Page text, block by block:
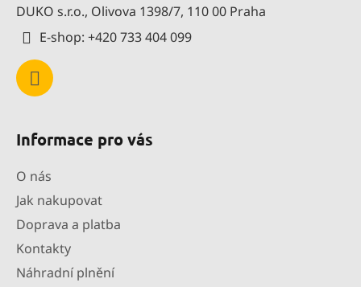
p
r
v
DUKO s.r.o., Olivova 1398/7, 110 00 Praha
E-shop: +420 733 404 099
Informace pro vás
O nás
Jak nakupovat
Doprava a platba
Kontakty
Náhradní plnění